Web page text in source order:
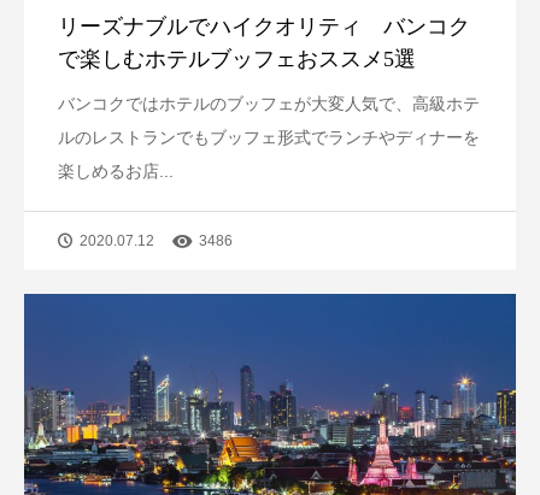
リーズナブルでハイクオリティ バンコク
で楽しむホテルブッフェおススメ5選
バンコクではホテルのブッフェが大変人気で、高級ホテ
ルのレストランでもブッフェ形式でランチやディナーを
楽しめるお店...
2020.07.12 3486